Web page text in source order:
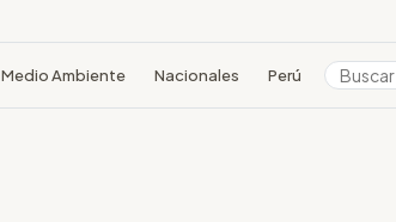
Medio Ambiente Nacionales Perú Colombia